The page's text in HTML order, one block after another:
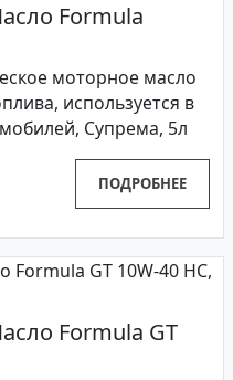
Formula
моторное масло
используется в
Супрема, 5л
ПОДРОБНЕЕ
Formula GT